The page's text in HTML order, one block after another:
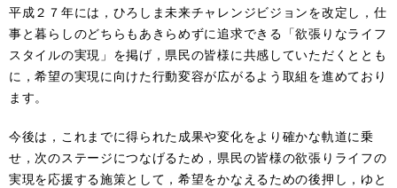
平成２７年には，ひろしま未来チャレンジビジョンを改定し，仕
事と暮らしのどちらもあきらめずに追求できる「欲張りなライフ
スタイルの実現」を掲げ，県民の皆様に共感していただくととも
に，希望の実現に向けた行動変容が広がるよう取組を進めており
ます。
今後は，これまでに得られた成果や変化をより確かな軌道に乗
せ，次のステージにつなげるため，県民の皆様の欲張りライフの
実現を応援する施策として，希望をかなえるための後押し，ゆと